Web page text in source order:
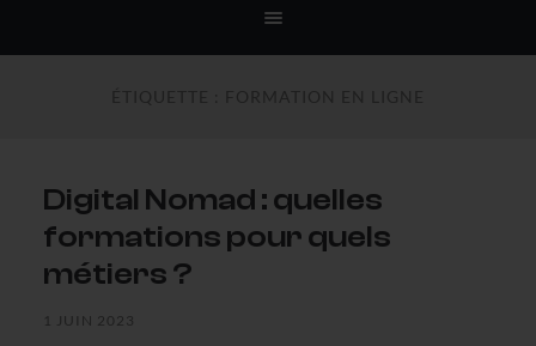
Digital Nomad : quelles
formations pour quels
métiers ?
1 JUIN 2023